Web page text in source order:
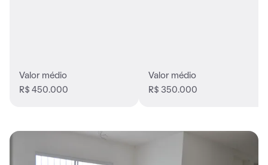
Valor médio
R$ 450.000
Valor médio
R$ 350.000